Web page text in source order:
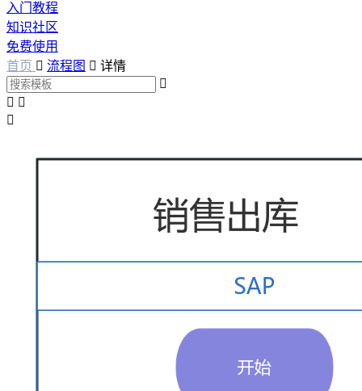
入门教程
知识社区
免费使用
首页  流程图  详情

 
